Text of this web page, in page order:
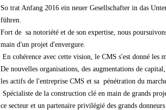
So trat Anfang 2016 ein neuer Gesellschafter in das
führen.
Fort de sa notoriété et de son expertise, nous
main d'un projet d'envergure.
En cohérence avec cette vision, le CMS s'est donné les
De nouvelles organisations, des augmentations de
les actifs de l'entreprise CMS et sa pénétration du
Spécialiste de la construction clé en main de grands
ce secteur et un partenaire privilégié des grands